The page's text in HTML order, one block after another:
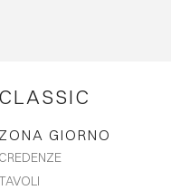
CLASSIC
ZONA GIORNO
CREDENZE